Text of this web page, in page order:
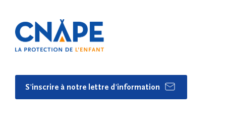
S'inscrire à notre lettre d'information